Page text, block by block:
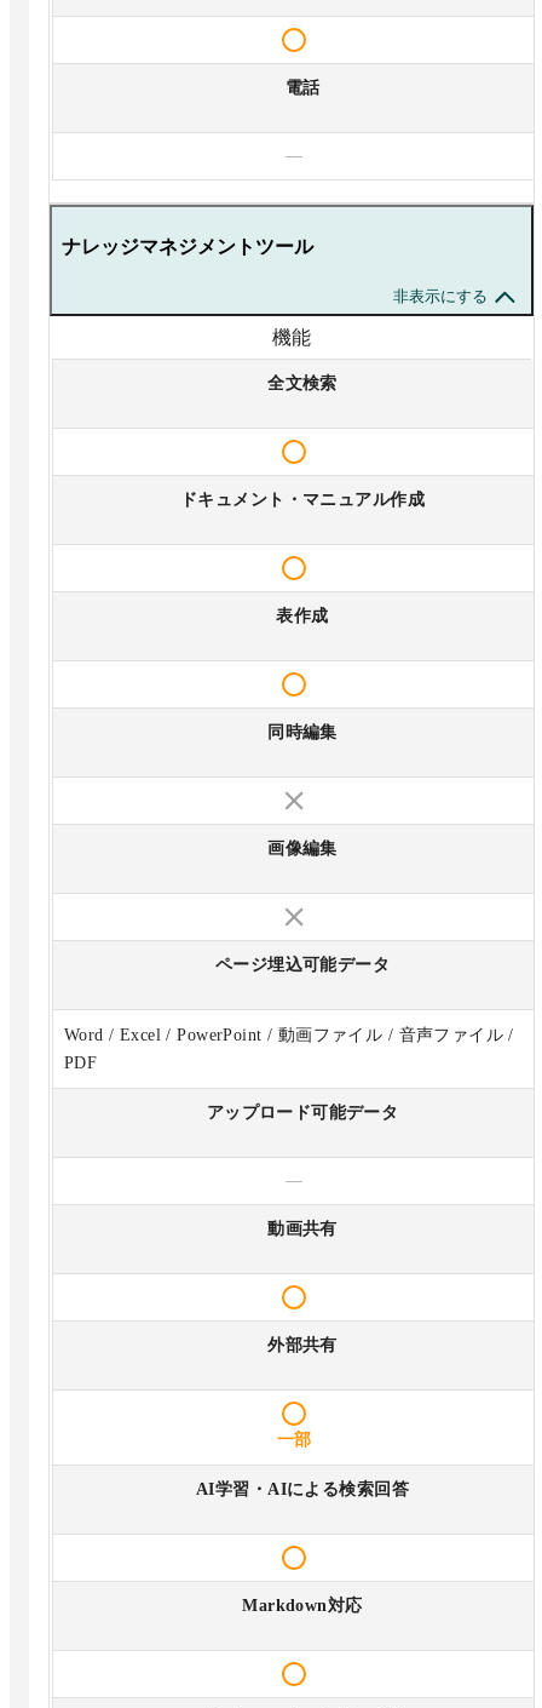
電話
—
ナレッジマネジメントツール
非表示にする
機能
全文検索
ドキュメント・マニュアル作成
表作成
同時編集
画像編集
ページ埋込可能データ
Word / Excel / PowerPoint / 動画ファイル / 音声ファイル /
PDF
アップロード可能データ
—
動画共有
外部共有
一部
AI学習・AIによる検索回答
Markdown対応